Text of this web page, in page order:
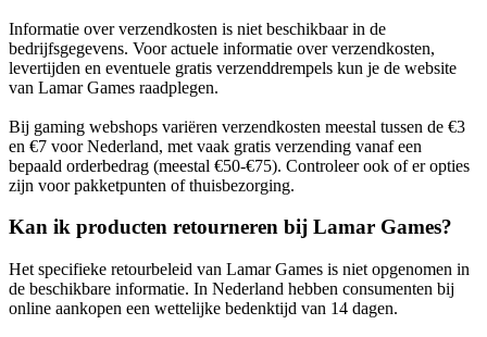
Informatie over verzendkosten is niet beschikbaar in de
bedrijfsgegevens. Voor actuele informatie over verzendkosten,
levertijden en eventuele gratis verzenddrempels kun je de website
van Lamar Games raadplegen.
Bij gaming webshops variëren verzendkosten meestal tussen de €3
en €7 voor Nederland, met vaak gratis verzending vanaf een
bepaald orderbedrag (meestal €50-€75). Controleer ook of er opties
zijn voor pakketpunten of thuisbezorging.
Kan ik producten retourneren bij Lamar Games?
Het specifieke retourbeleid van Lamar Games is niet opgenomen in
de beschikbare informatie. In Nederland hebben consumenten bij
online aankopen een wettelijke bedenktijd van 14 dagen.